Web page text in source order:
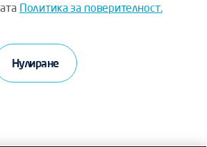
Политика за поверителност.